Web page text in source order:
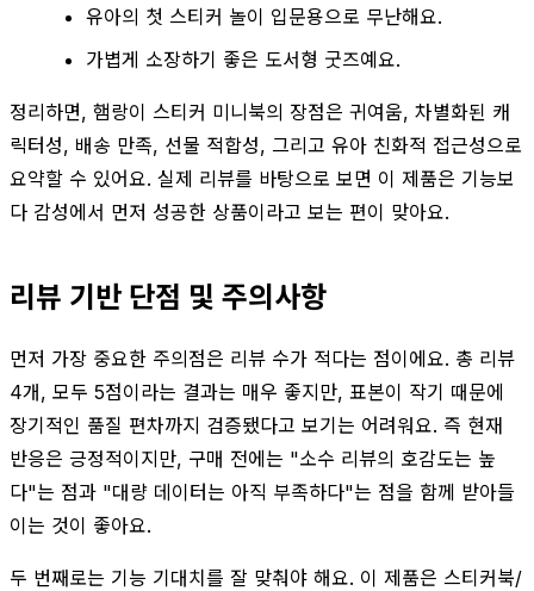
유아의 첫 스티커 놀이 입문용으로 무난해요.
가볍게 소장하기 좋은 도서형 굿즈예요.
정리하면, 햄랑이 스티커 미니북의 장점은 귀여움, 차별화된 캐
릭터성, 배송 만족, 선물 적합성, 그리고 유아 친화적 접근성으로
요약할 수 있어요. 실제 리뷰를 바탕으로 보면 이 제품은 기능보
다 감성에서 먼저 성공한 상품이라고 보는 편이 맞아요.
리뷰 기반 단점 및 주의사항
먼저 가장 중요한 주의점은 리뷰 수가 적다는 점이에요. 총 리뷰
4개, 모두 5점이라는 결과는 매우 좋지만, 표본이 작기 때문에
장기적인 품질 편차까지 검증됐다고 보기는 어려워요. 즉 현재
반응은 긍정적이지만, 구매 전에는 "소수 리뷰의 호감도는 높
다"는 점과 "대량 데이터는 아직 부족하다"는 점을 함께 받아들
이는 것이 좋아요.
두 번째로는 기능 기대치를 잘 맞춰야 해요. 이 제품은 스티커북/